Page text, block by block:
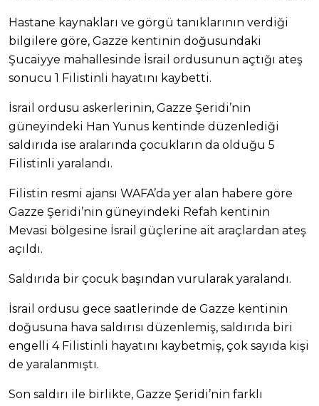
Hastane kaynakları ve görgü tanıklarının verdiği
bilgilere göre, Gazze kentinin doğusundaki
Şucaiyye mahallesinde İsrail ordusunun açtığı ateş
sonucu 1 Filistinli hayatını kaybetti. ​​​​​​​
İsrail ordusu askerlerinin, Gazze Şeridi’nin
güneyindeki Han Yunus kentinde düzenlediği
saldırıda ise aralarında çocukların da olduğu 5
Filistinli yaralandı.
Filistin resmi ajansı WAFA’da yer alan habere göre
Gazze Şeridi’nin güneyindeki Refah kentinin
Mevasi bölgesine İsrail güçlerine ait araçlardan ateş
açıldı.
Saldırıda bir çocuk başından vurularak yaralandı.
İsrail ordusu gece saatlerinde de Gazze kentinin
doğusuna hava saldırısı düzenlemiş, saldırıda biri
engelli 4 Filistinli hayatını kaybetmiş, çok sayıda kişi
de yaralanmıştı.
Son saldırı ile birlikte, Gazze Şeridi’nin farklı